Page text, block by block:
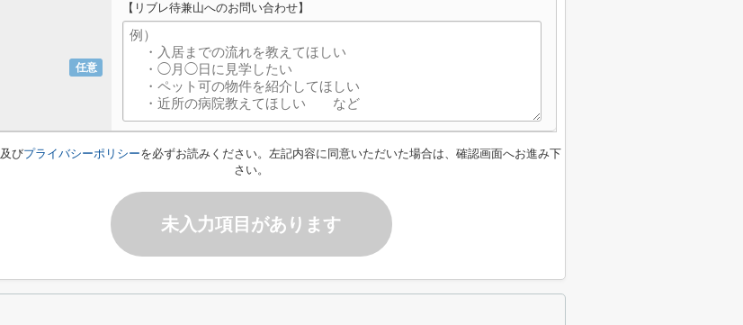
任意
【リブレ待兼山へのお問い合わせ】
及びプライバシーポリシーを必ずお読みください。左記内容に同意いただいた場合は、確認画面へお進み下
さい。
未入力項目があります